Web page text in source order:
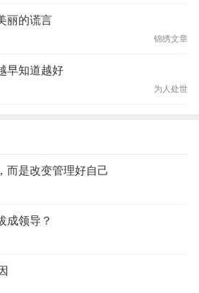
丽的谎言
锦绣文章
早知道越好
为人处世
而是改变管理好自己
成领导？